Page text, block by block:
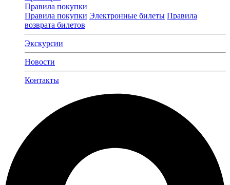
Правила покупки
Правила покупки Электронные билеты Правила
возврата билетов
Экскурсии
Новости
Контакты